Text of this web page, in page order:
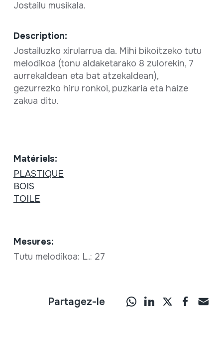
Jostailu musikala.
Description:
Jostailuzko xirularrua da. Mihi bikoitzeko tutu
melodikoa (tonu aldaketarako 8 zulorekin, 7
aurrekaldean eta bat atzekaldean),
gezurrezko hiru ronkoi, puzkaria eta haize
zakua ditu.
Matériels:
PLASTIQUE
BOIS
TOILE
Mesures:
Tutu melodikoa: L.: 27
Partagez-le